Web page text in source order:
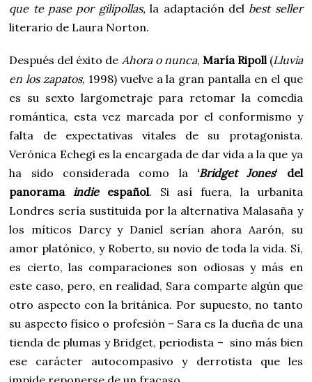
que te pase por gilipollas,la adaptación del best seller
literario de Laura Norton.
Después del éxito de Ahora o nunca, María Ripoll(Lluvia
en los zapatos, 1998) vuelve a la gran pantalla en el que
es su sexto largometraje para retomar la comedia
romántica, esta vez marcada por el conformismo y
falta de expectativas vitales de su protagonista.
Verónica Echegi es la encargada de dar vida a la que ya
ha sido considerada como la ‘Bridget Jones‘ del
panoramaindieespañol. Si así fuera, la urbanita
Londres sería sustituida por la alternativa Malasaña y
los míticos Darcy y Daniel serían ahora Aarón, su
amor platónico, y Roberto, su novio de toda la vida. Sí,
es cierto, las comparaciones son odiosas y más en
este caso, pero, en realidad, Sara comparte algún que
otro aspecto con la británica. Por supuesto, no tanto
su aspecto físico o profesión – Sara es la dueña de una
tienda de plumas y Bridget, periodista – sino más bien
ese carácter autocompasivo y derrotista que les